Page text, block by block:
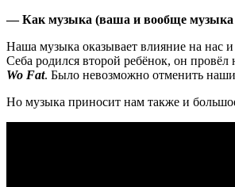
— Как музыка (ваша и вообще музыка
Наша музыка оказывает влияние на нас
Себа родился второй ребёнок, он
Wo Fat. Было невозможно отменить наши
Но музыка приносит нам также и